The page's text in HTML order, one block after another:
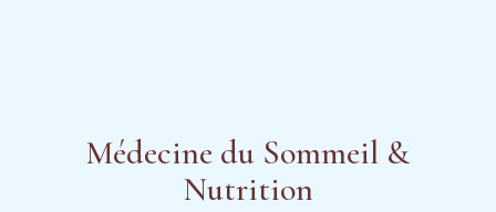
Médecine du Sommeil &
Nutrition